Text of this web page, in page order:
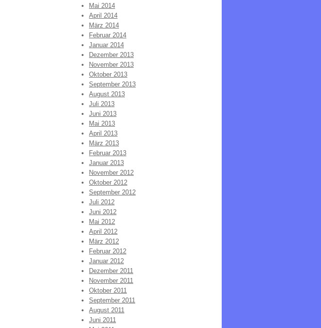
Mai 2014
April 2014
März 2014
Februar 2014
Januar 2014
Dezember 2013
November 2013
Oktober 2013
September 2013
August 2013
Juli 2013
Juni 2013
Mai 2013
April 2013
März 2013
Februar 2013
Januar 2013
November 2012
Oktober 2012
September 2012
Juli 2012
Juni 2012
Mai 2012
April 2012
März 2012
Februar 2012
Januar 2012
Dezember 2011
November 2011
Oktober 2011
September 2011
August 2011
Juni 2011